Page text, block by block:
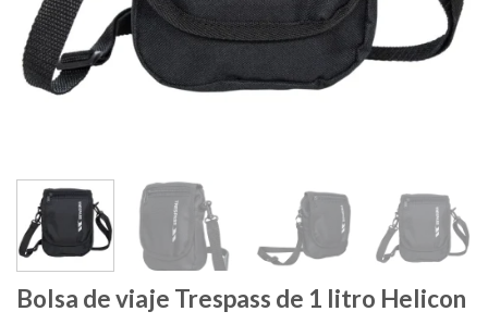
Bolsa de viaje Trespass de 1 litro Helicon